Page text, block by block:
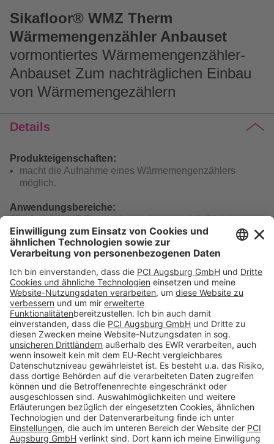
Sikafloor® WMZ Therm
Wärmemengenzähler Anbauset
vormontiertes Wärmemengenzähler-
Anbauset Zum nachträglichen Einbau
von Wärmemengezählern
Details
Produkteigenschaften:
macht die Aufnahme eines Wärmemengenzählers
möglich.
Anwendungsbereiche:
Sikafloor® WMZ Therm eignet sich ausschließlich in
Kombination mit Sikafloor® VS Therm, insbesondere dann
wenn der Anschluss eines Wärmemengenzählers
erforderlich ist.
Download
Folge uns auf:
Produkte
Toolbox
Über THOMSIT